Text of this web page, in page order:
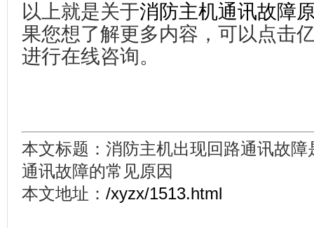
以上就是关于消防主机通讯故障
果您想了解更多内容，可以点击
进行在线咨询。
本文标题：消防主机出现回路通讯故
通讯故障的常见原因
本文地址： /xyzx/1513.html